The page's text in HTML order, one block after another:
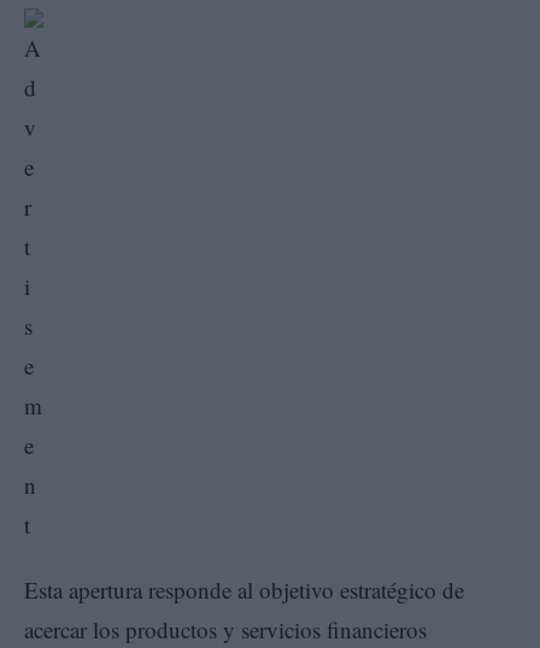
Esta apertura responde al objetivo estratégico de
acercar los productos y servicios financieros